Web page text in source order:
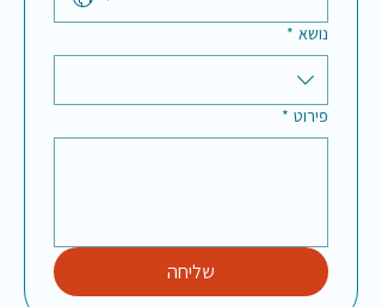
נושא *
פירוט *
שליחה